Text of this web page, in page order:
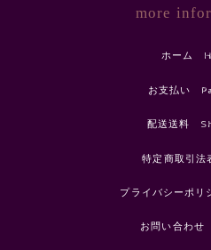
more
ホーム
お支払い
配送送料
特定商取引
プライバシーポ
お問い合わ